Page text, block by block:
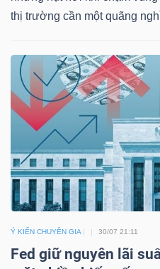
thị trường cần một quãng
Ý KIẾN CHUYÊN GIA 30/07 21:11
Fed giữ nguyên lãi
CÔNG
NGHIỆP
TIÊU
DÙNG
KHÔNG
THIẾT